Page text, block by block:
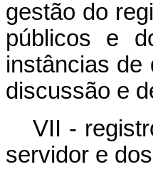
gestão do
públicos e
instâncias de
discussão e
VII -
servidor e